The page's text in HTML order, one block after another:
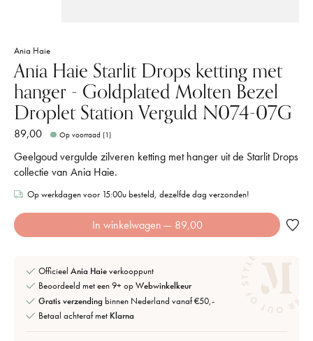
Ania Haie
Ania Haie Starlit Drops ketting met
hanger - Goldplated Molten Bezel
Droplet Station Verguld N074-07G
89,00 Op voorraad (1)
Geelgoud vergulde zilveren ketting met hanger uit de Starlit Drops
collectie van Ania Haie.
Op werkdagen voor 15:00u besteld, dezelfde dag verzonden!
In winkelwagen — 89,00
Officieel Ania Haieverkooppunt
Beoordeeld met een 9+ opWebwinkelkeur
Gratis verzending binnen Nederland vanaf €50,-
Betaal achteraf met Klarna